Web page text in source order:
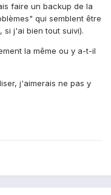
faire un backup de la
qui semblent être
j'ai bien tout suivi).
la même ou y a-t-il
j'aimerais ne pas y